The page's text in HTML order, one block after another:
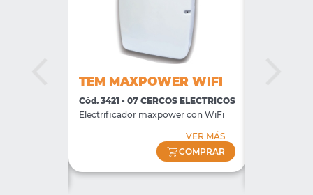
TEM MAXPOWER WIFI
Cód. 3421 - 07 CERCOS ELECTRICOS
Electrificador maxpower con WiFi
VER MÁS
COMPRAR